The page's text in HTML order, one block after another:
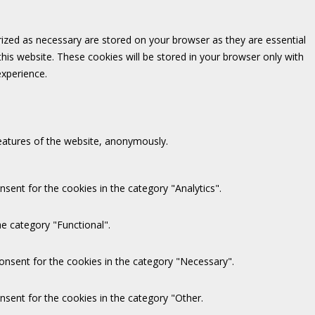
as necessary are stored on your browser as they are essential
website. These cookies will be stored in your browser only with
of the website, anonymously.
for the cookies in the category "Analytics".
category "Functional".
for the cookies in the category "Necessary".
for the cookies in the category "Other.